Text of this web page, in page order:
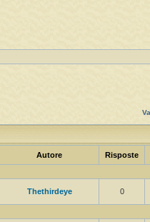
Autore Risposte
Thethirdeye 0